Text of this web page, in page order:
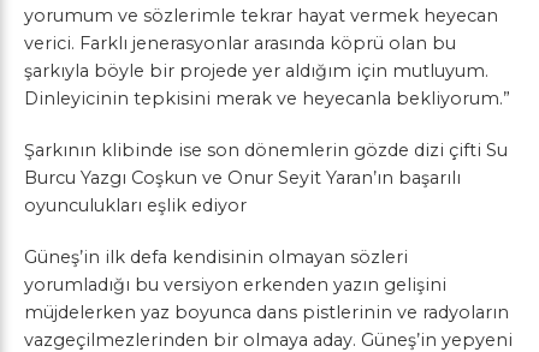
yorumum ve sözlerimle tekrar hayat vermek heyecan
verici. Farklı jenerasyonlar arasında köprü olan bu
şarkıyla böyle bir projede yer aldığım için mutluyum.
Dinleyicinin tepkisini merak ve heyecanla bekliyorum.”
Şarkının klibinde ise son dönemlerin gözde dizi çifti Su
Burcu Yazgı Coşkun ve Onur Seyit Yaran’ın başarılı
oyunculukları eşlik ediyor
Güneş’in ilk defa kendisinin olmayan sözleri
yorumladığı bu versiyon erkenden yazın gelişini
müjdelerken yaz boyunca dans pistlerinin ve radyoların
vazgeçilmezlerinden bir olmaya aday. Güneş’in yepyeni